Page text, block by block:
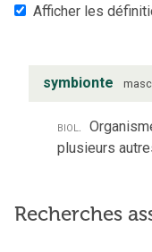
Afficher les
symbionte
biol.
plusieurs
Recherches